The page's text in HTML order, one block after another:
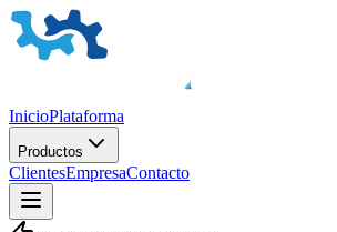
InicioPlataforma
Productos
ClientesEmpresaContacto